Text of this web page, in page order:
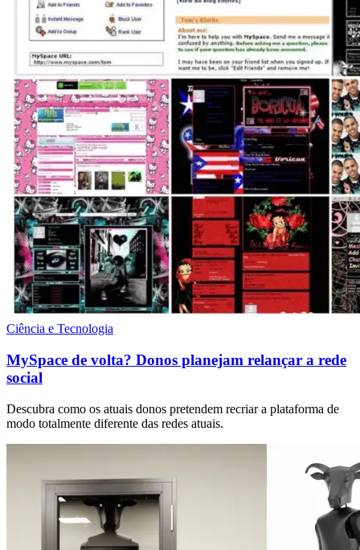
Ciência e Tecnologia
MySpace de volta? Donos planejam relançar a rede
social
Descubra como os atuais donos pretendem recriar a plataforma de
modo totalmente diferente das redes atuais.